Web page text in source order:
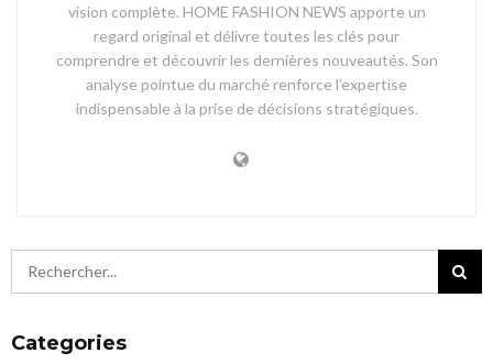
vision complète. HOME FASHION NEWS apporte un
regard original et délivre toutes les clés pour
comprendre et découvrir les dernières nouveautés. Son
analyse pointue du marché renforce l’expertise
indispensable à la prise de décisions stratégiques.
Categories